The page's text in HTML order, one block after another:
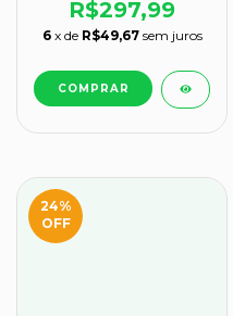
R$297,99
6 x de R$49,67 sem juros
24%
OFF